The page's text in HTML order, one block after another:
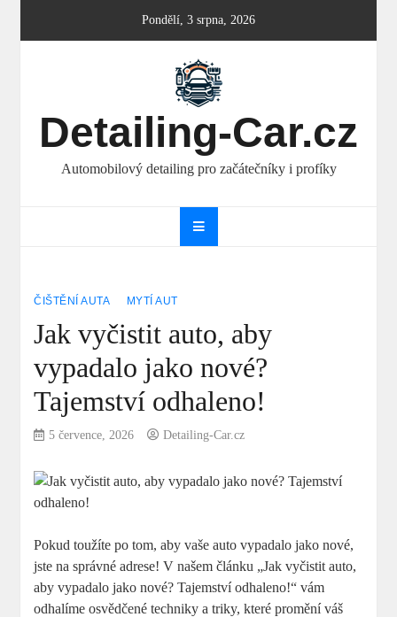
Pondělí, 3 srpna, 2026
Detailing-Car.cz
Automobilový detailing pro začátečníky i profíky
ČIŠTĚNÍ AUTA MYTÍ AUT
Jak vyčistit auto, aby
vypadalo jako nové?
Tajemství odhaleno!
5 července, 2026 Detailing-Car.cz
Pokud toužíte po tom, aby vaše auto vypadalo jako nové,
jste na správné adrese! V našem článku „Jak vyčistit auto,
aby vypadalo jako nové? Tajemství odhaleno!“ vám
odhalíme osvědčené techniky a triky, které promění váš